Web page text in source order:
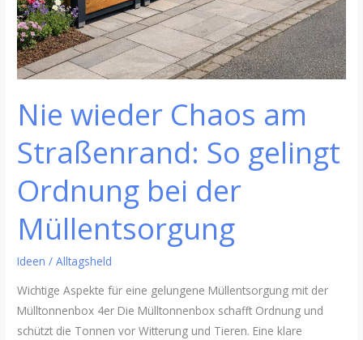
Nie wieder Chaos am
Straßenrand: So gelingt
Ordnung bei der
Müllentsorgung
Ideen /Alltagsheld
Wichtige Aspekte für eine gelungene Müllentsorgung mit der
Mülltonnenbox 4er Die Mülltonnenbox schafft Ordnung und
schützt die Tonnen vor Witterung und Tieren. Eine klare